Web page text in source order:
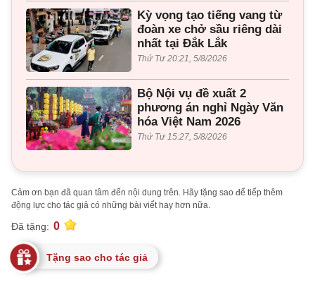
Kỳ vọng tạo tiếng vang từ
đoàn xe chở sầu riêng dài
nhất tại Đắk Lắk
Thứ Tư 20:21, 5/8/2026
Bộ Nội vụ đề xuất 2
phương án nghỉ Ngày Văn
hóa Việt Nam 2026
Thứ Tư 15:27, 5/8/2026
Cảm ơn bạn đã quan tâm đến nội dung trên. Hãy tặng sao để tiếp thêm
động lực cho tác giả có những bài viết hay hơn nữa.
Đã tặng: 0
Tặng sao cho tác giả